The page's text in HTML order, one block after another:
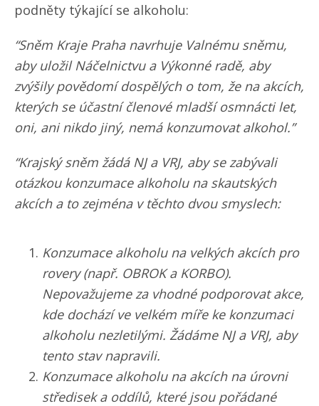
podněty týkající se alkoholu:
“Sněm Kraje Praha navrhuje Valnému sněmu,
aby uložil Náčelnictvu a Výkonné radě, aby
zvýšily povědomí dospělých o tom, že na akcích,
kterých se účastní členové mladší osmnácti let,
oni, ani nikdo jiný, nemá konzumovat alkohol.”
“Krajský sněm žádá NJ a VRJ, aby se zabývali
otázkou konzumace alkoholu na skautských
akcích a to zejména v těchto dvou smyslech:
Konzumace alkoholu na velkých akcích pro
rovery (např. OBROK a KORBO).
Nepovažujeme za vhodné podporovat akce,
kde dochází ve velkém míře ke konzumaci
alkoholu nezletilými. Žádáme NJ a VRJ, aby
tento stav napravili.
Konzumace alkoholu na akcích na úrovni
středisek a oddílů, které jsou pořádané